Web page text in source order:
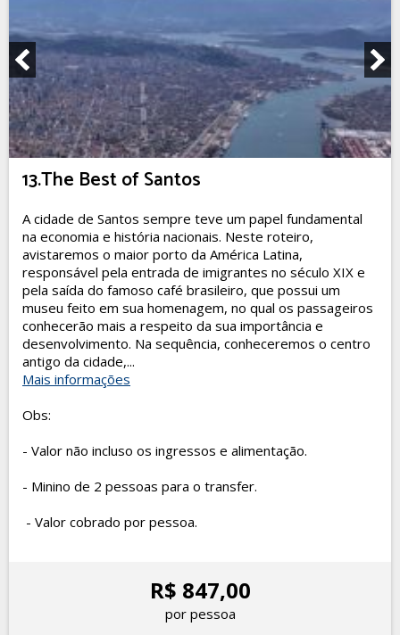
13.The Best of Santos
A cidade de Santos sempre teve um papel fundamental
na economia e história nacionais. Neste roteiro,
avistaremos o maior porto da América Latina,
responsável pela entrada de imigrantes no século XIX e
pela saída do famoso café brasileiro, que possui um
museu feito em sua homenagem, no qual os passageiros
conhecerão mais a respeito da sua importância e
desenvolvimento. Na sequência, conheceremos o centro
antigo da cidade,...
Mais informações
Obs:
- Valor não incluso os ingressos e alimentação.
- Minino de 2 pessoas para o transfer.
- Valor cobrado por pessoa.
R$ 847,00
por pessoa